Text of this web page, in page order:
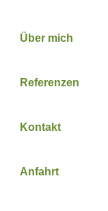
Über mich
Referenzen
Kontakt
Anfahrt